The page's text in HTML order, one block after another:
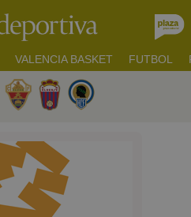
VALENCIA BASKET FUTBOL